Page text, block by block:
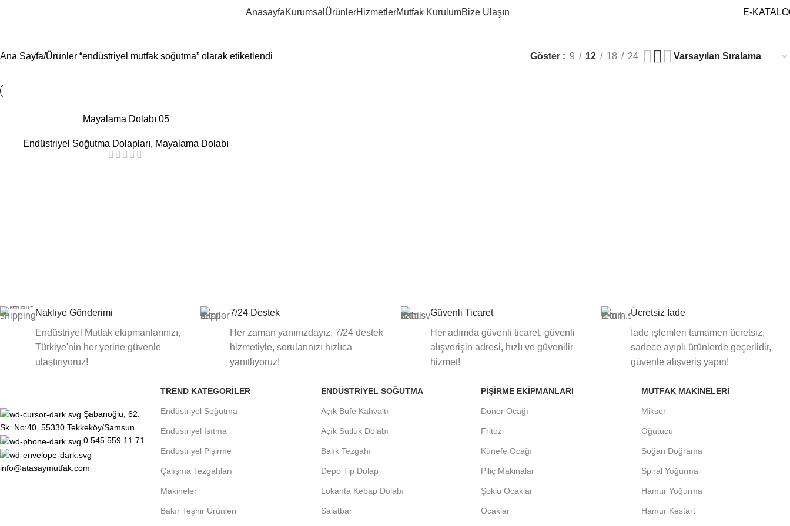
AnasayfaKurumsal ÜrünlerHizmetlerMutfak KurulumBize Ulaşın E-
endüstriyel mutfak soğutma
Ana Sayfa Ürünler “endüstriyel mutfak soğutma” olarak etiketlendi Göster 9 12 18 24
Mayalama Dolabı 05
Endüstriyel Soğutma Dolapları, Mayalama Dolabı
Nakliye Gönderimi
Endüstriyel Mutfak ekipmanlarınızı,
Türkiye'nin her yerine güvenle
ulaştırıyoruz!
7/24 Destek
Her zaman yanınızdayız, 7/24 destek
hizmetiyle, sorularınızı hızlıca
yanıtlıyoruz!
Güvenli Ticaret
Her adımda güvenli ticaret, güvenli
alışverişin adresi, hızlı ve güvenilir
hizmet!
Ücretsiz İade
İade işlemleri tamamen ücretsiz,
sadece ayıplı ürünlerde geçerlidir,
güvenle alışveriş yapın!
Şabanoğlu, 62.
Sk. No:40, 55330 Tekkeköy/Samsun
0 545 559 11 71
info@atasaymutfak.com
TREND KATEGORILER
Endüstriyel Soğutma
Endüstriyel Isıtma
Endüstriyel Pişirme
Çalışma Tezgahları
Makineler
Bakır Teşhir Ürünleri
ENDÜSTRIYEL SOĞUTMA
Açık Büfe Kahvaltı
Açık Sütlük Dolabı
Balık Tezgahı
Depo Tip Dolap
Lokanta Kebap Dolabı
Salatbar
PIŞIRME EKIPMANLARI
Döner Ocağı
Fritöz
Künefe Ocağı
Piliç Makinalar
Şoklu Ocaklar
Ocaklar
MUTFAK MAKINELERI
Mikser
Öğütücü
Soğan Doğrama
Spiral Yoğurma
Hamur Yoğurma
Hamur Kestart